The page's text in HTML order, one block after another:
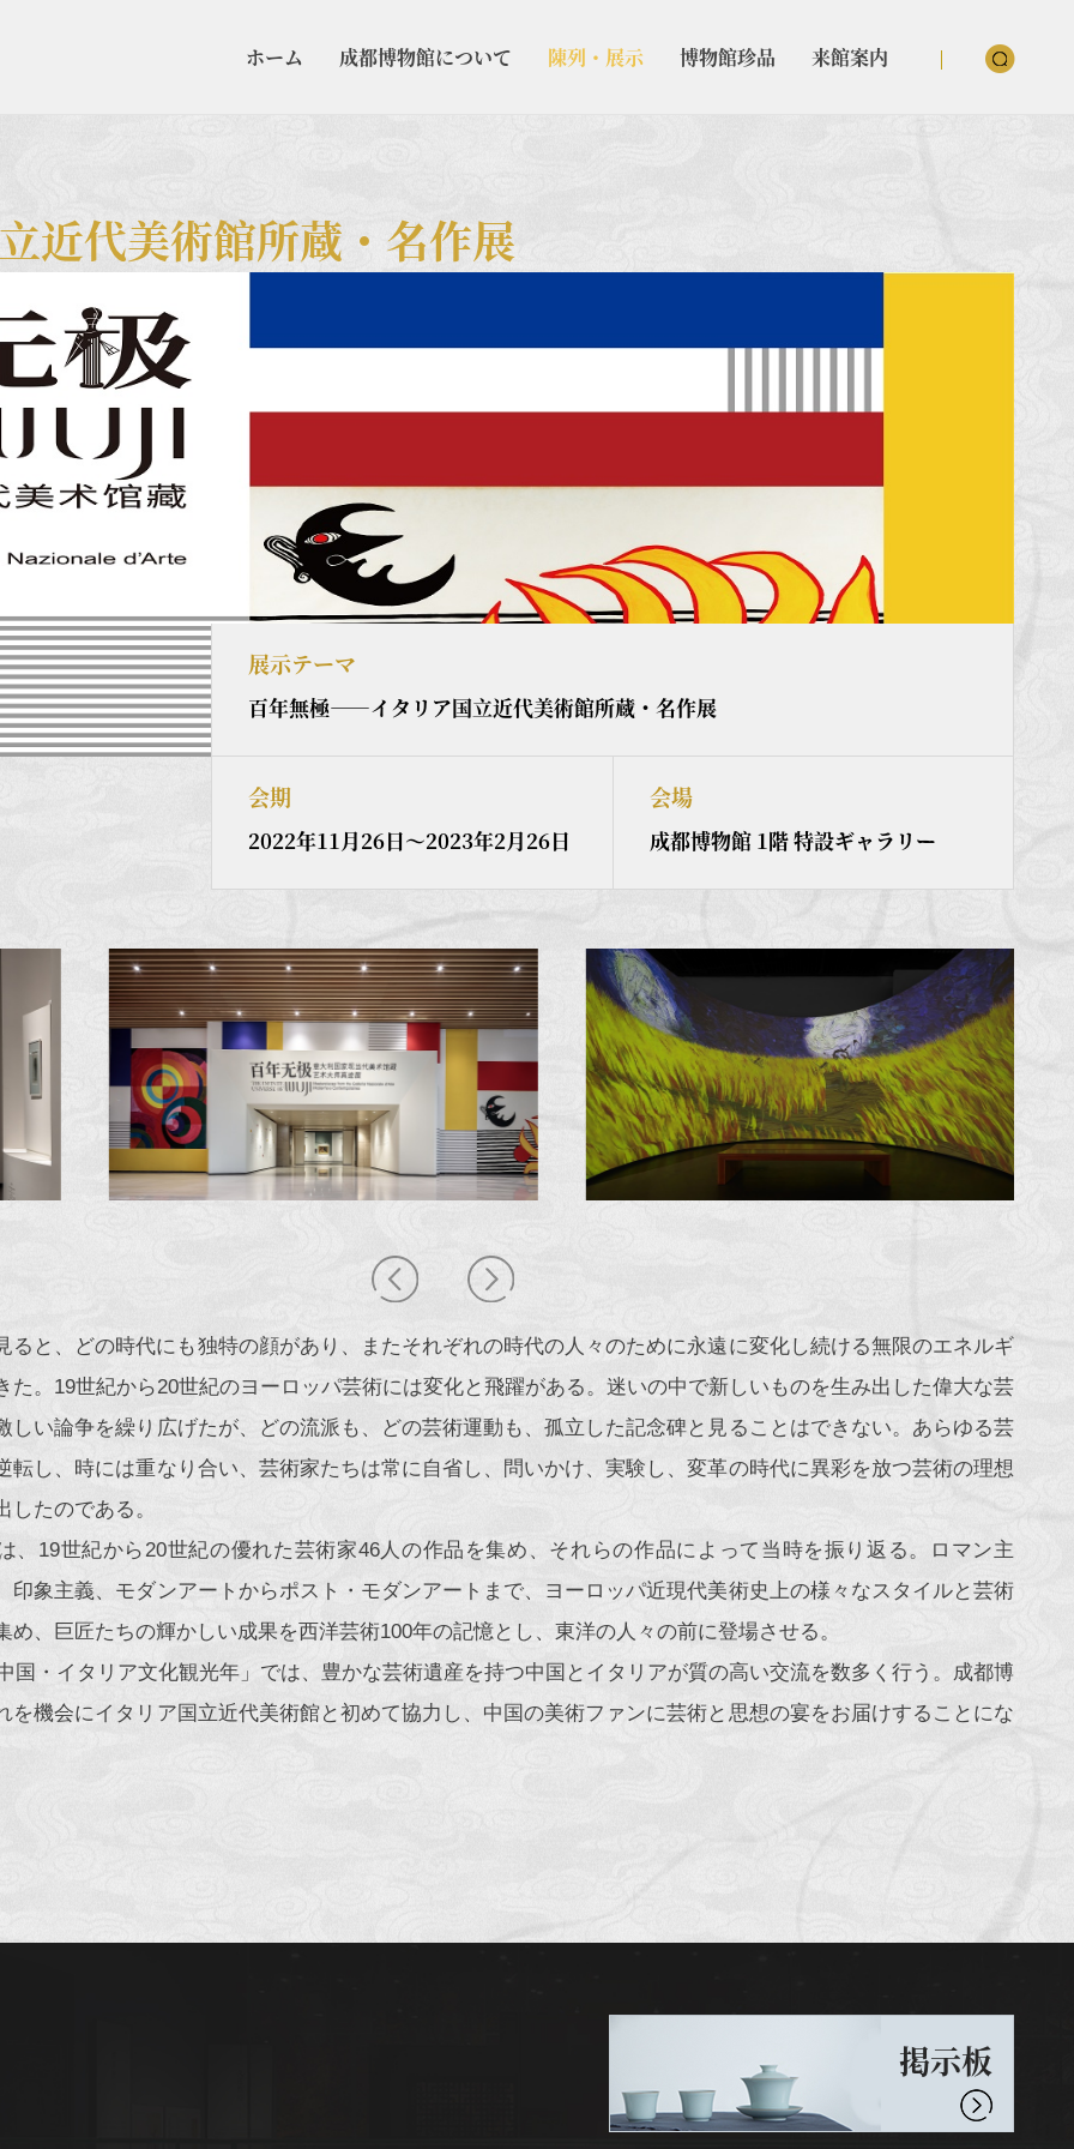
ホーム 成都博物館について 陳列・展示 博物館珍品 来館案内
代美術館所蔵・名作展
展示テーマ
百年無極――イタリア国立近代美術館所蔵・名作展
会期
2022年11月26日～2023年2月26日
会場
成都博物館 1階 特設ギャラリー
ると、どの時代にも独特の顔があり、またそれぞれの時代の人々のために永遠に変化し続ける無限のエネルギ
た。19世紀から20世紀のヨーロッパ芸術には変化と飛躍がある。迷いの中で新しいものを生み出した偉大な芸
しい論争を繰り広げたが、どの流派も、どの芸術運動も、孤立した記念碑と見ることはできない。あらゆる芸
転し、時には重なり合い、芸術家たちは常に自省し、問いかけ、実験し、変革の時代に異彩を放つ芸術の理想
したのである。
、19世紀から20世紀の優れた芸術家46人の作品を集め、それらの作品によって当時を振り返る。ロマン主
印象主義、モダンアートからポスト・モダンアートまで、ヨーロッパ近現代美術史上の様々なスタイルと芸術
め、巨匠たちの輝かしい成果を西洋芸術100年の記憶とし、東洋の人々の前に登場させる。
国・イタリア文化観光年」では、豊かな芸術遺産を持つ中国とイタリアが質の高い交流を数多く行う。成都博
を機会にイタリア国立近代美術館と初めて協力し、中国の美術ファンに芸術と思想の宴をお届けすることにな
掲示板